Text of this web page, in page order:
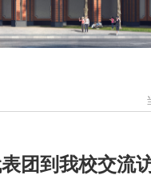
团到我校交流